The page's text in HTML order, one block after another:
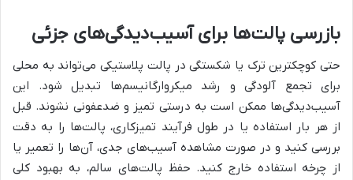
بازرسی پالت‌ها برای آسیب‌دیدگی‌های جزئی
حتی کوچکترین ترک یا شکستگی در پالت پلاستیکی می‌تواند به محلی
برای تجمع آلودگی و رشد میکروارگانیسم‌ها تبدیل شود. این
آسیب‌دیدگی‌ها ممکن است به درستی تمیز و ضدعفونی نشوند. قبل
از هر بار استفاده یا در طول فرآیند تمیزکاری، پالت‌ها را به دقت
بررسی کنید و در صورت مشاهده آسیب‌های جدی، آن‌ها را تعمیر یا
از چرخه استفاده خارج کنید. حفظ پالت‌های سالم، به بهبود کلی